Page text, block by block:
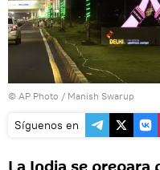
© AP Photo / Manish Swarup
Síguenos en